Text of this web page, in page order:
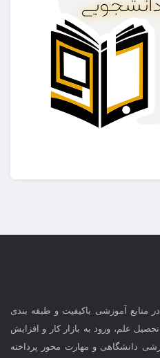
منابع آموزشی باکیفیت و طبقه بندی
علم، ورود به بازار کار و افزایش
دانشگاهی و مهارت محور پرداخته